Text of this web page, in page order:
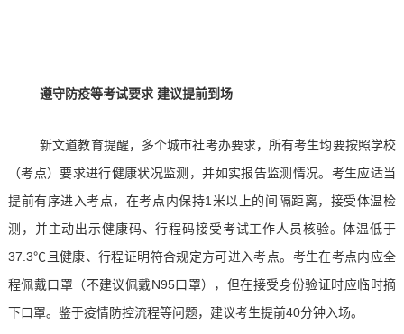
遵守防疫等考试要求 建议提前到场
新文道教育提醒，多个城市社考办要求，所有考生均要按照学校
（考点）要求进行健康状况监测，并如实报告监测情况。考生应适当
提前有序进入考点，在考点内保持1米以上的间隔距离，接受体温检
测，并主动出示健康码、行程码接受考试工作人员核验。体温低于
37.3℃且健康、行程证明符合规定方可进入考点。考生在考点内应全
程佩戴口罩（不建议佩戴N95口罩），但在接受身份验证时应临时摘
下口罩。鉴于疫情防控流程等问题，建议考生提前40分钟入场。